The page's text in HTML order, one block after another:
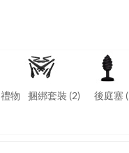
物
捆綁套裝 (2) 後庭塞